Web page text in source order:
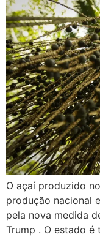
O açaí produzido
produção nacional
pela nova medida
Trump . O estado